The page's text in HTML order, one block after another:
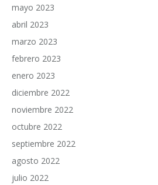
mayo 2023
abril 2023
marzo 2023
febrero 2023
enero 2023
diciembre 2022
noviembre 2022
octubre 2022
septiembre 2022
agosto 2022
julio 2022